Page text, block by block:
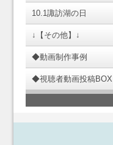
10.1諏訪湖の日
↓【その他】↓
◆動画制作事例
◆視聴者動画投稿BOX